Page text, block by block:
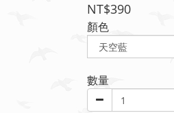
NT$390
顏色
數量